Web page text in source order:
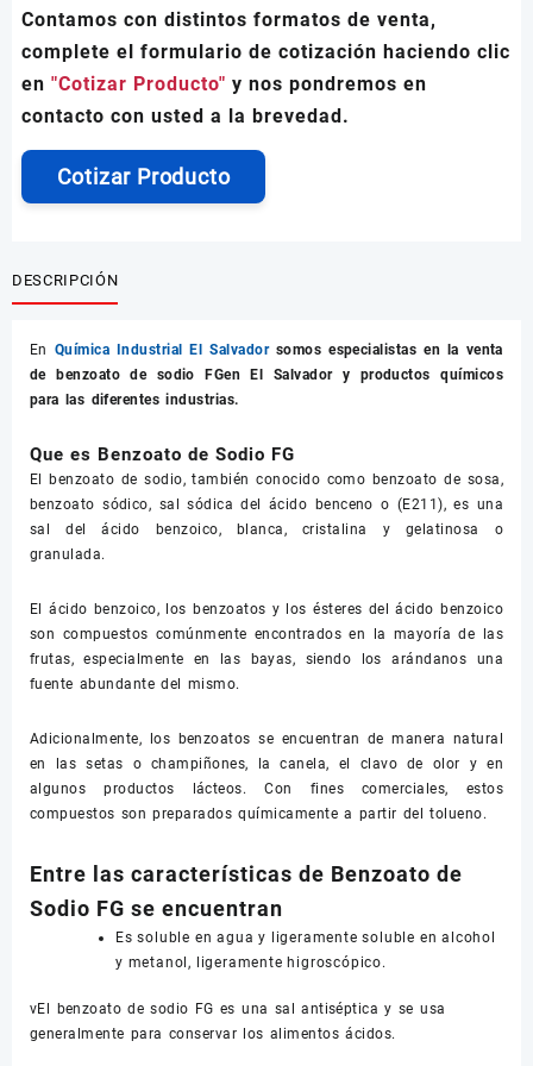
Contamos con distintos formatos de venta,
complete el formulario de cotización haciendo clic
en "Cotizar Producto" y nos pondremos en
contacto con usted a la brevedad.
Cotizar Producto
DESCRIPCIÓN
En Química Industrial El Salvadorsomos especialistas en la venta
de
benzoato de sodio FGen El Salvador y productos químicos
para las diferentes industrias.
Que es Benzoato de Sodio FG
El benzoato de sodio, también conocido como benzoato de sosa,
benzoato sódico, sal sódica del ácido benceno o (E211), es una
sal del ácido benzoico, blanca, cristalina y gelatinosa o
granulada.
El ácido benzoico, los benzoatos y los ésteres del ácido benzoico
son compuestos comúnmente encontrados en la mayoría de las
frutas, especialmente en las bayas, siendo los arándanos una
fuente abundante del mismo.
Adicionalmente, los benzoatos se encuentran de manera natural
en las setas o champiñones, la canela, el clavo de olor y en
algunos productos lácteos. Con fines comerciales, estos
compuestos son preparados químicamente a partir del tolueno.
Entre las características de Benzoato de
Sodio FG se encuentran
Es soluble en agua y ligeramente soluble en alcohol
y metanol, ligeramente higroscópico.
vEl benzoato de sodio FG es una sal antiséptica y se usa
generalmente para conservar los alimentos ácidos.